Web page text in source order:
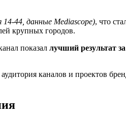
44, данные Mediascope), что
крупных городов.
показал лучший результат
каналов и проектов